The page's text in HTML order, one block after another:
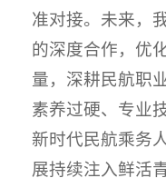
准对接。未来，
的深度合作，优
量，深耕民航职
素养过硬、专业
新时代民航乘务
展持续注入鲜活